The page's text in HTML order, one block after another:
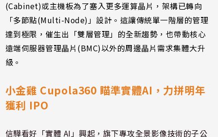
(Cabinet)或主機板為了塞入更多運算晶片，架構已轉向
「多節點(Multi-Node)」設計。這讓傳統單一階層的管理
達到極限，催生出「雙層管理」的全新趨勢，也帶動核心
遠端伺服器管理晶片(BMC)以外的周邊晶片需求集體大升
級。
小金雞 Cupola360 瞄準實體AI，力拼明年
獲利 IPO
信驊看好「實體 AI」興起，旗下專攻全景影像技術的子公